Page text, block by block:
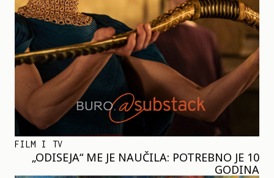
FILM I TV
„ODISEJA“ ME JE NAUČILA: POTREBNO JE 10
GODINA